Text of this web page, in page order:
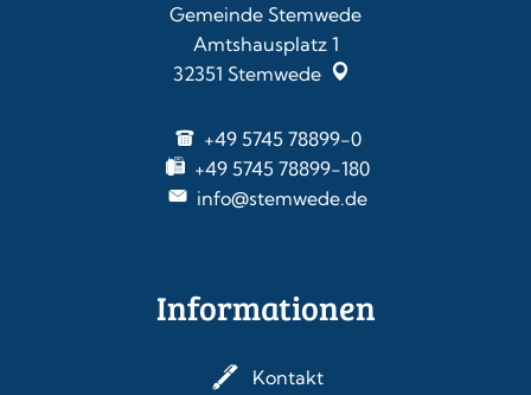
Gemeinde Stemwede
Amtshausplatz 1
32351 Stemwede
+49 5745 78899-0
+49 5745 78899-180
info@stemwede.de
Informationen
Kontakt